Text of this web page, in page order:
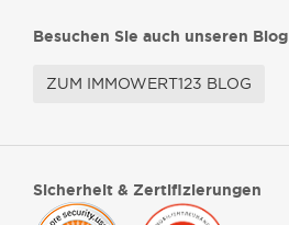
Besuchen Sie auch unseren Blog
ZUM IMMOWERT123 BLOG
Sicherheit & Zertifizierungen